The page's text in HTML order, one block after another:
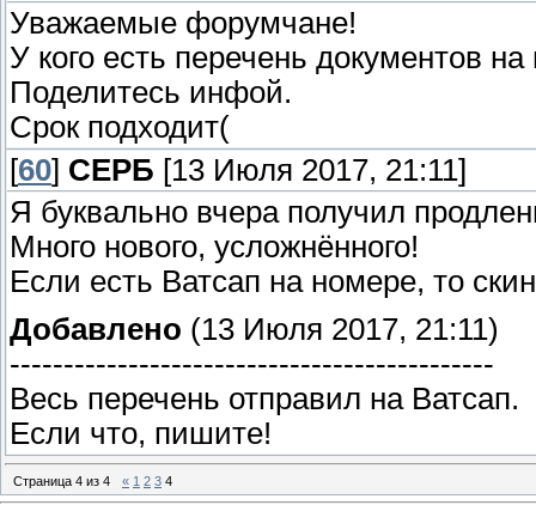
Уважаемые форумчане!
У кого есть перечень документов
Поделитесь инфой.
Срок подходит(
[60] СЕРБ [13 Июля 2017, 21:11]
Я буквально вчера получил
Много нового, усложнённого!
Если есть Ватсап на номере, то
Добавлено (13 Июля 2017, 21:11)
---------------------------------------------
Весь перечень отправил на Ватсап.
Если что, пишите!
Страница 4 из 4 « 1 2 3 4